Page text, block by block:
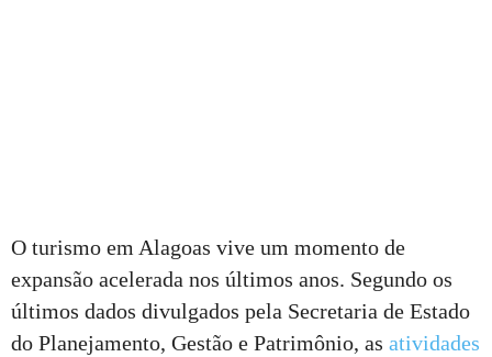
O turismo em Alagoas vive um momento de
expansão acelerada nos últimos anos. Segundo os
últimos dados divulgados pela Secretaria de Estado
do Planejamento, Gestão e Patrimônio, as atividades